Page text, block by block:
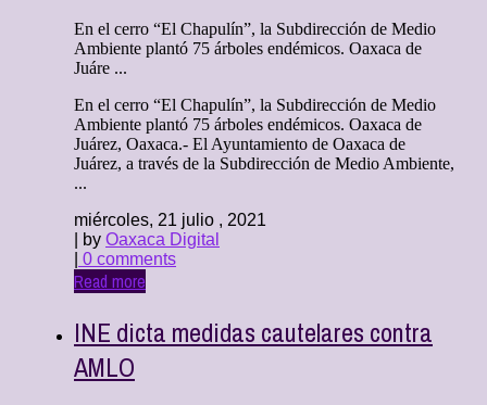
En el cerro “El Chapulín”, la Subdirección de Medio
Ambiente plantó 75 árboles endémicos. Oaxaca de
Juáre ...
En el cerro “El Chapulín”, la Subdirección de Medio
Ambiente plantó 75 árboles endémicos. Oaxaca de
Juárez, Oaxaca.- El Ayuntamiento de Oaxaca de
Juárez, a través de la Subdirección de Medio Ambiente,
...
miércoles, 21 julio , 2021
| by Oaxaca Digital
0 comments
Read more
INE dicta medidas cautelares contra
AMLO